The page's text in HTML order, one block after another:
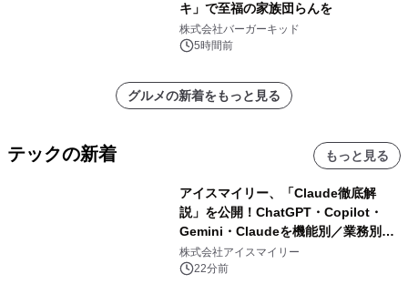
キ」で至福の家族団らんを
株式会社バーガーキッド
5時間前
グルメの新着をもっと見る
テックの新着 もっと見る
アイスマイリー、「Claude徹底解
説」を公開！ChatGPT・Copilot・
Gemini・Claudeを機能別／業務別に
比較―自社に合う生成AIの選び方がわ
かる実践ガイド
株式会社アイスマイリー
22分前